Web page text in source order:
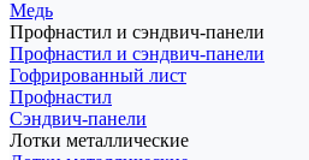
Медь
Профнастил и сэндвич-панели
Профнастил и сэндвич-панели
Гофрированный лист
Профнастил
Сэндвич-панели
Лотки металлические